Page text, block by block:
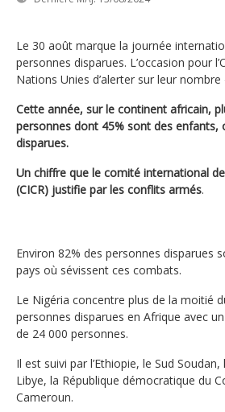
Le 30 août marque la journée
personnes disparues. L’occasion pour
Nations Unies d’alerter sur leur nombre
Cette année, sur le continent africain,
personnes dont 45% sont des enfants,
disparues.
Un chiffre que le comité international
(CICR) justifie par les conflits armés.
Environ 82% des personnes disparues
pays où sévissent ces combats.
Le Nigéria concentre plus de la moitié
personnes disparues en Afrique avec
de 24 000 personnes.
Il est suivi par l’Ethiopie, le Sud
Libye, la République démocratique du
Cameroun.